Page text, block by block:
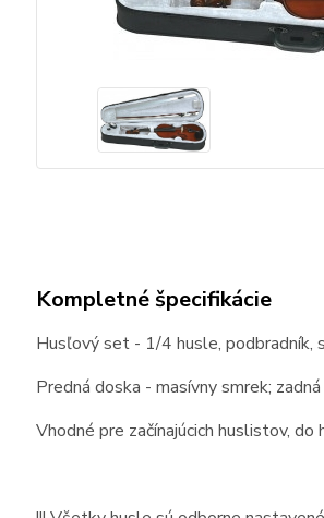
Kompletné špecifikácie
Husľový set - 1/4 husle, podbradník,
Predná doska - masívny smrek;
Vhodné pre začínajúcich huslistov,